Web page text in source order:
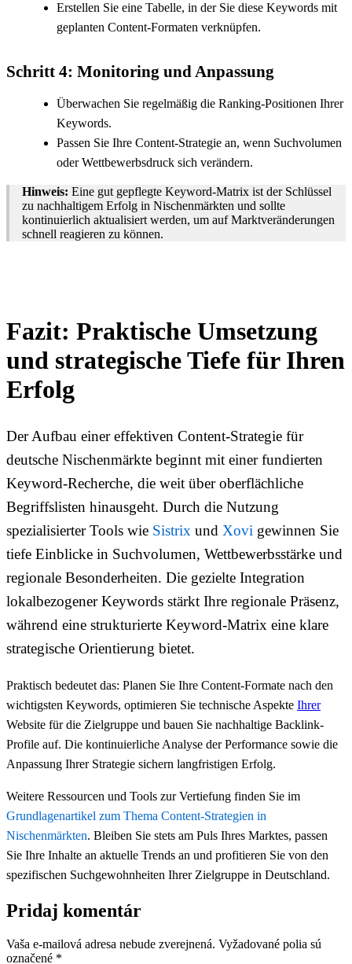
Erstellen Sie eine Tabelle, in der Sie diese Keywords mit
geplanten Content-Formaten verknüpfen.
Schritt 4: Monitoring und Anpassung
Überwachen Sie regelmäßig die Ranking-Positionen Ihrer
Keywords.
Passen Sie Ihre Content-Strategie an, wenn Suchvolumen
oder Wettbewerbsdruck sich verändern.
Hinweis: Eine gut gepflegte Keyword-Matrix ist der Schlüssel
zu nachhaltigem Erfolg in Nischenmärkten und sollte
kontinuierlich aktualisiert werden, um auf Marktveränderungen
schnell reagieren zu können.
Fazit: Praktische Umsetzung
und strategische Tiefe für Ihren
Erfolg
Der Aufbau einer effektiven Content-Strategie für
deutsche Nischenmärkte beginnt mit einer fundierten
Keyword-Recherche, die weit über oberflächliche
Begriffslisten hinausgeht. Durch die Nutzung
spezialisierter Tools wie Sistrix und Xovi gewinnen Sie
tiefe Einblicke in Suchvolumen, Wettbewerbsstärke und
regionale Besonderheiten. Die gezielte Integration
lokalbezogener Keywords stärkt Ihre regionale Präsenz,
während eine strukturierte Keyword-Matrix eine klare
strategische Orientierung bietet.
Praktisch bedeutet das: Planen Sie Ihre Content-Formate nach den
wichtigsten Keywords, optimieren Sie technische Aspekte Ihrer
Website für die Zielgruppe und bauen Sie nachhaltige Backlink-
Profile auf. Die kontinuierliche Analyse der Performance sowie die
Anpassung Ihrer Strategie sichern langfristigen Erfolg.
Weitere Ressourcen und Tools zur Vertiefung finden Sie im
Grundlagenartikel zum Thema Content-Strategien in
Nischenmärkten. Bleiben Sie stets am Puls Ihres Marktes, passen
Sie Ihre Inhalte an aktuelle Trends an und profitieren Sie von den
spezifischen Suchgewohnheiten Ihrer Zielgruppe in Deutschland.
Pridaj komentár
Vaša e-mailová adresa nebude zverejnená. Vyžadované polia sú
označené *